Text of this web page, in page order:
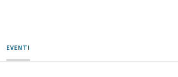
EVENTI